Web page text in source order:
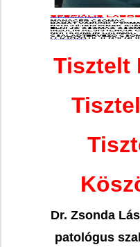
Tisztelt
Dr. Zsonda
patológus